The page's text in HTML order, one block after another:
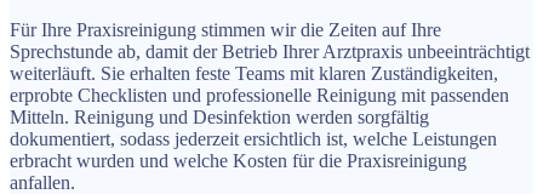
Für Ihre Praxisreinigung stimmen wir die Zeiten auf Ihre
Sprechstunde ab, damit der Betrieb Ihrer Arztpraxis unbeeinträchtigt
weiterläuft. Sie erhalten feste Teams mit klaren Zuständigkeiten,
erprobte Checklisten und professionelle Reinigung mit passenden
Mitteln. Reinigung und Desinfektion werden sorgfältig
dokumentiert, sodass jederzeit ersichtlich ist, welche Leistungen
erbracht wurden und welche Kosten für die Praxisreinigung
anfallen.